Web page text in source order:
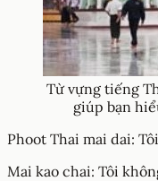
Từ vựng tiếng
giúp bạn
Phoot Thai mai dai:
Mai kao chai: Tôi